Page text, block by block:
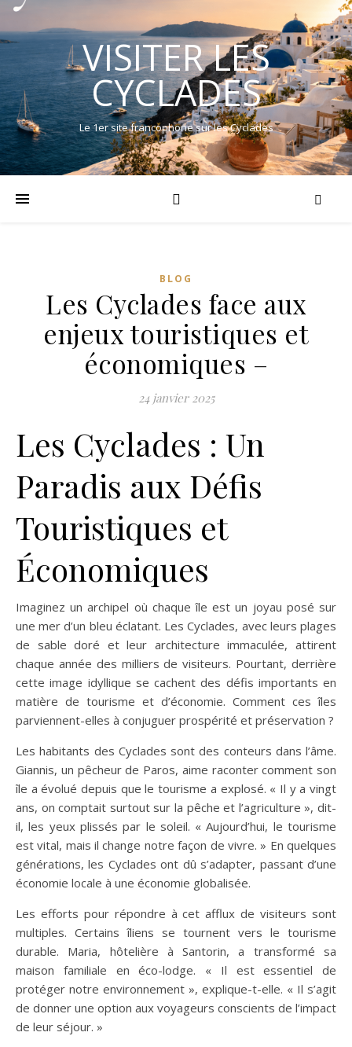
VISITER LES
CYCLADES
Le 1er site francophone sur les Cyclades
BLOG
Les Cyclades face aux
enjeux touristiques et
économiques –
24 janvier 2025
Les Cyclades : Un
Paradis aux Défis
Touristiques et
Économiques
Imaginez un archipel où chaque île est un joyau posé sur
une mer d’un bleu éclatant. Les Cyclades, avec leurs plages
de sable doré et leur architecture immaculée, attirent
chaque année des milliers de visiteurs. Pourtant, derrière
cette image idyllique se cachent des défis importants en
matière de tourisme et d’économie. Comment ces îles
parviennent-elles à conjuguer prospérité et préservation ?
Les habitants des Cyclades sont des conteurs dans l’âme.
Giannis, un pêcheur de Paros, aime raconter comment son
île a évolué depuis que le tourisme a explosé. « Il y a vingt
ans, on comptait surtout sur la pêche et l’agriculture », dit-
il, les yeux plissés par le soleil. « Aujourd’hui, le tourisme
est vital, mais il change notre façon de vivre. » En quelques
générations, les Cyclades ont dû s’adapter, passant d’une
économie locale à une économie globalisée.
Les efforts pour répondre à cet afflux de visiteurs sont
multiples. Certains îliens se tournent vers le tourisme
durable. Maria, hôtelière à Santorin, a transformé sa
maison familiale en éco-lodge. « Il est essentiel de
protéger notre environnement », explique-t-elle. « Il s’agit
de donner une option aux voyageurs conscients de l’impact
de leur séjour. »